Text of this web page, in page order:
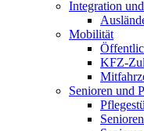
Integration
Mobilität
KFZ-
Senioren und